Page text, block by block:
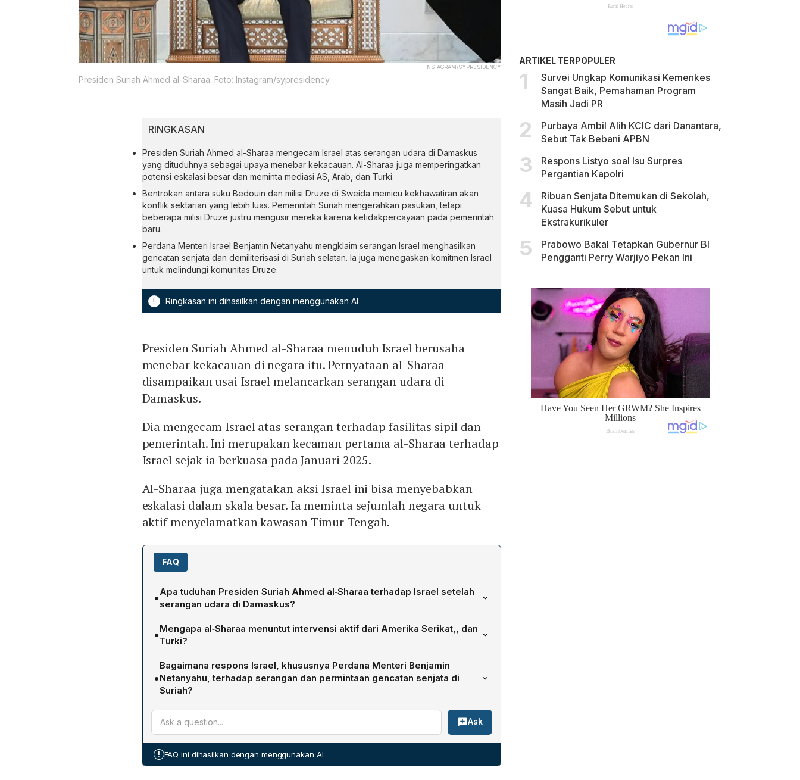
INSTAGRAM/SYPRESIDENCY
Presiden Suriah Ahmed al-Sharaa. Foto: Instagram/sypresidency
RINGKASAN
Presiden Suriah Ahmed al-Sharaa mengecam Israel atas serangan udara di Damaskus
yang dituduhnya sebagai upaya menebar kekacauan. Al-Sharaa juga memperingatkan
potensi eskalasi besar dan meminta mediasi AS, Arab, dan Turki.
Bentrokan antara suku Bedouin dan milisi Druze di Sweida memicu kekhawatiran akan
konflik sektarian yang lebih luas. Pemerintah Suriah mengerahkan pasukan, tetapi
beberapa milisi Druze justru mengusir mereka karena ketidakpercayaan pada pemerintah
baru.
Perdana Menteri Israel Benjamin Netanyahu mengklaim serangan Israel menghasilkan
gencatan senjata dan demiliterisasi di Suriah selatan. Ia juga menegaskan komitmen Israel
untuk melindungi komunitas Druze.
! Ringkasan ini dihasilkan dengan menggunakan AI
Presiden Suriah Ahmed al-Sharaa menuduh Israel berusaha
menebar kekacauan di negara itu. Pernyataan al-Sharaa
disampaikan usai Israel melancarkan serangan udara di
Damaskus.
Dia mengecam Israel atas serangan terhadap fasilitas sipil dan
pemerintah. Ini merupakan kecaman pertama al-Sharaa terhadap
Israel sejak ia berkuasa pada Januari 2025.
Al-Sharaa juga mengatakan aksi Israel ini bisa menyebabkan
eskalasi dalam skala besar. Ia meminta sejumlah negara untuk
aktif menyelamatkan kawasan Timur Tengah.
FAQ
•Apa tuduhan Presiden Suriah Ahmed al‑Sharaa terhadap Israel setelah
serangan udara di Damaskus?
Al‑Sharaa menuduh Israel berupaya menebar kekacauan di Suriah dengan
menyerang fasilitas sipil dan pemerintah, serta mengancam potensi eskalasi konflik
•Mengapa al‑Sharaa menuntut intervensi aktif dari Amerika Serikat,, dan
Turki?
Dia berpendapat hanya melalui mediasi ketiga pihak tersebut kawasan Timur
Tengah dapat terhindar dari nasib tidak pasti yang diakibatkan oleh aksi Israel,
sehingga menghindari konflik yang lebih luas.
•
Bagaimana respons Israel, khususnya Perdana Menteri Benjamin
Netanyahu, terhadap serangan dan permintaan gencatan senjata di
Suriah?
Netanyahu menyatakan bahwa serangan Israel memaksa Suriah menyetujui
gencatan senjata dan menuntut demiliterisasi di wilayah selatan, menegaskan tidak
akan mengizinkan pasukan militer memasuki selatan Damaskus atau menyerang
Ask
! FAQ ini dihasilkan dengan menggunakan AI
ARTIKEL TERPOPULER
Survei Ungkap Komunikasi Kemenkes
Sangat Baik, Pemahaman Program
Masih Jadi PR
Purbaya Ambil Alih KCIC dari Danantara,
Sebut Tak Bebani APBN
Respons Listyo soal Isu Surpres
Pergantian Kapolri
Ribuan Senjata Ditemukan di Sekolah,
Kuasa Hukum Sebut untuk
Ekstrakurikuler
Prabowo Bakal Tetapkan Gubernur BI
Pengganti Perry Warjiyo Pekan Ini